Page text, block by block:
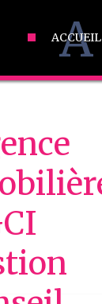
A
ACCUEIL